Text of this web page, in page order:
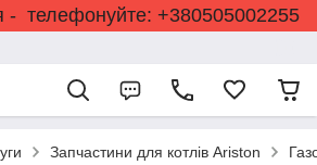
- телефонуйте: +380505002255
Запчастини для котлів Ariston